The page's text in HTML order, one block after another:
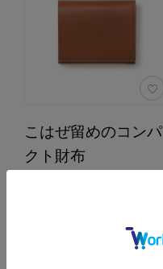
こはぜ留めのコンパ
クト財布
（64）